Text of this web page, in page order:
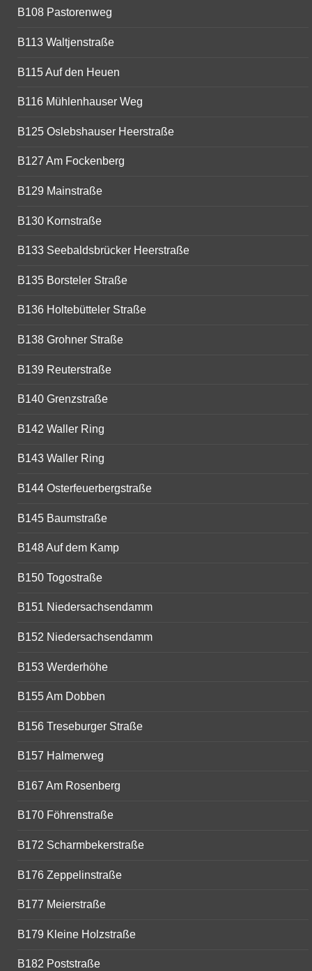
B108 Pastorenweg
B113 Waltjenstraße
B115 Auf den Heuen
B116 Mühlenhauser Weg
B125 Oslebshauser Heerstraße
B127 Am Fockenberg
B129 Mainstraße
B130 Kornstraße
B133 Seebaldsbrücker Heerstraße
B135 Borsteler Straße
B136 Holtebütteler Straße
B138 Grohner Straße
B139 Reuterstraße
B140 Grenzstraße
B142 Waller Ring
B143 Waller Ring
B144 Osterfeuerbergstraße
B145 Baumstraße
B148 Auf dem Kamp
B150 Togostraße
B151 Niedersachsendamm
B152 Niedersachsendamm
B153 Werderhöhe
B155 Am Dobben
B156 Treseburger Straße
B157 Halmerweg
B167 Am Rosenberg
B170 Föhrenstraße
B172 Scharmbekerstraße
B176 Zeppelinstraße
B177 Meierstraße
B179 Kleine Holzstraße
B182 Poststraße